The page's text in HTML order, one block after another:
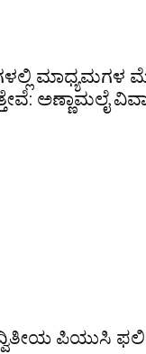
ಮಾಧ್ಯಮಗಳ
ಅಣ್ಣಾಮಲೈ
ಪಿಯುಸಿ